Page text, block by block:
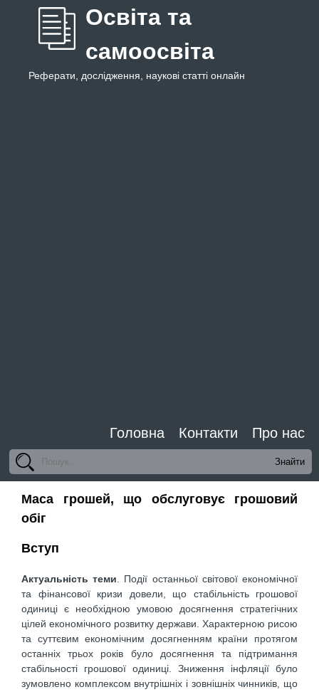
Освіта та
самоосвіта
Реферати, дослідження, наукові статті онлайн
Головна Контакти Про нас
Маса грошей, що обслуговує грошовий
обіг
Вступ
Актуальність теми. Події останньої світової економічної
та фінансової кризи довели, що стабільність грошової
одиниці є необхідною умовою досягнення стратегічних
цілей економічного розвитку держави. Характерною рисою
та суттєвим економічним досягненням країни протягом
останніх трьох років було досягнення та підтримання
стабільності грошової одиниці. Зниження інфляції було
зумовлено комплексом внутрішніх і зовнішніх чинників, що